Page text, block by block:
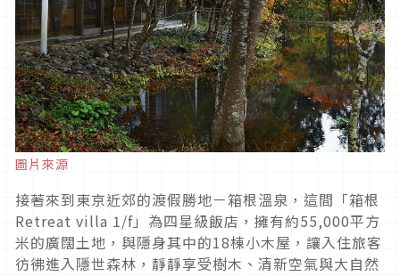
圖片來源
接著來到東京近郊的渡假勝地－箱根溫泉，這間「箱根
Retreat villa 1/f」為四星級飯店，擁有約55,000平方
米的廣闊土地，與隱身其中的18棟小木屋，讓入住旅客
彷彿進入隱世森林，靜靜享受樹木、清新空氣與大自然